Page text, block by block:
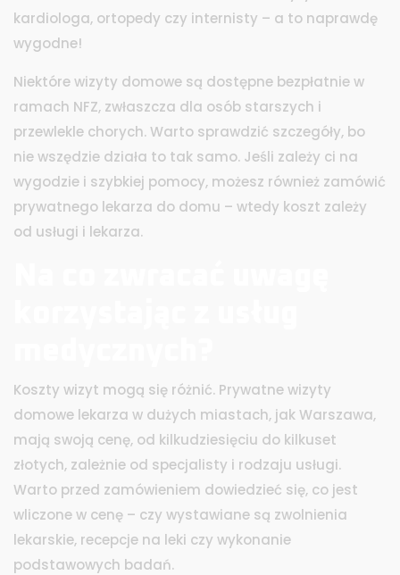
kardiologa, ortopedy czy internisty – a to naprawdę
wygodne!
Niektóre wizyty domowe są dostępne bezpłatnie w
ramach NFZ, zwłaszcza dla osób starszych i
przewlekle chorych. Warto sprawdzić szczegóły, bo
nie wszędzie działa to tak samo. Jeśli zależy ci na
wygodzie i szybkiej pomocy, możesz również zamówić
prywatnego lekarza do domu – wtedy koszt zależy
od usługi i lekarza.
Koszty wizyt mogą się różnić. Prywatne wizyty
domowe lekarza w dużych miastach, jak Warszawa,
mają swoją cenę, od kilkudziesięciu do kilkuset
złotych, zależnie od specjalisty i rodzaju usługi.
Warto przed zamówieniem dowiedzieć się, co jest
wliczone w cenę – czy wystawiane są zwolnienia
lekarskie, recepcje na leki czy wykonanie
podstawowych badań.